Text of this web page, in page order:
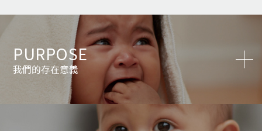
PURPOSE
我們的存在意義